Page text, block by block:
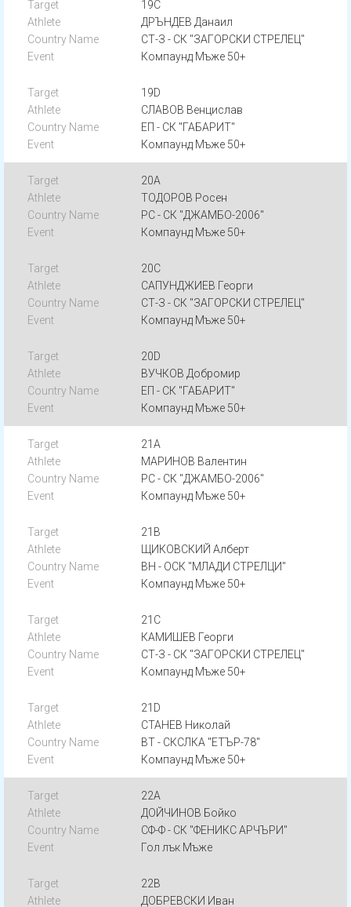
19C
ДРЪНДЕВ Данаил
СТ-З - СК "ЗАГОРСКИ СТРЕЛЕЦ"
Компаунд Мъже 50+
19D
СЛАВОВ Венцислав
ЕП - СК "ГАБАРИТ"
Компаунд Мъже 50+
20A
ТОДОРОВ Росен
РС - СК "ДЖАМБО-2006"
Компаунд Мъже 50+
20C
САПУНДЖИЕВ Георги
СТ-З - СК "ЗАГОРСКИ СТРЕЛЕЦ"
Компаунд Мъже 50+
20D
ВУЧКОВ Добромир
ЕП - СК "ГАБАРИТ"
Компаунд Мъже 50+
21A
МАРИНОВ Валентин
РС - СК "ДЖАМБО-2006"
Компаунд Мъже 50+
21B
ЩИКОВСКИЙ Алберт
ВН - ОСК "МЛАДИ СТРЕЛЦИ"
Компаунд Мъже 50+
21C
КАМИШЕВ Георги
СТ-З - СК "ЗАГОРСКИ СТРЕЛЕЦ"
Компаунд Мъже 50+
21D
СТАНЕВ Николай
ВТ - СКСЛКА "ЕТЪР-78"
Компаунд Мъже 50+
22A
ДОЙЧИНОВ Бойко
СФ-Ф - СК "ФЕНИКС АРЧЪРИ"
Гол лък Мъже
22B
ДОБРЕВСКИ Иван